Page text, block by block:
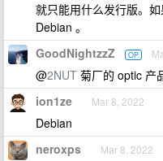
就只能用什么发行版。
Debian 。
GoodNightzzZ OP
@2NUT 菊厂的 optic 产
ion1ze Mar 8, 2022
Debian
neroxps Mar 8, 2022